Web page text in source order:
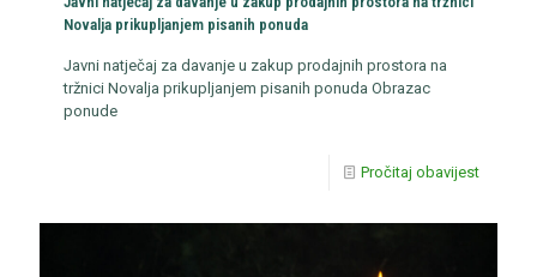
Novalja prikupljanjem pisanih ponuda
Javni natječaj za davanje u zakup prodajnih prostora na
tržnici Novalja prikupljanjem pisanih ponuda Obrazac
ponude
Pročitaj obavijest